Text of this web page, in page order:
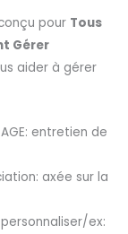
pour Tous
Gérer
aider à gérer
entretien de
axée sur la
ex: